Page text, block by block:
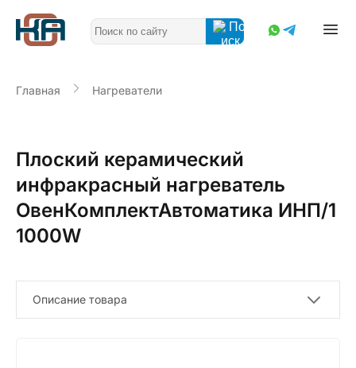
Главная Нагреватели
Плоский керамический
инфракрасный нагреватель
ОвенКомплектАвтоматика ИНП/1
1000W
Описание товара